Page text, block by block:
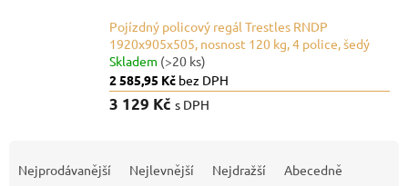
Pojízdný policový regál Trestles RNDP
1920x905x505, nosnost 120 kg, 4 police, šedý
Skladem (>20 ks)
2 585,95 Kč bez DPH
3 129 Kč s DPH
Nejprodávanější Nejlevnější Nejdražší Abecedně